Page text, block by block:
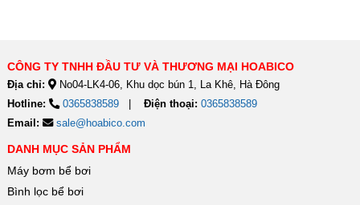
CÔNG TY TNHH ĐẦU TƯ VÀ THƯƠNG MẠI HOABICO
Địa chỉ:
No04-LK4-06, Khu dọc bún 1, La Khê, Hà Đông
Hotline:
0365838589 Điện thoại: 0365838589
Email:
sale@hoabico.com
DANH MỤC SẢN PHẨM
Máy bơm bể bơi
Bình lọc bể bơi